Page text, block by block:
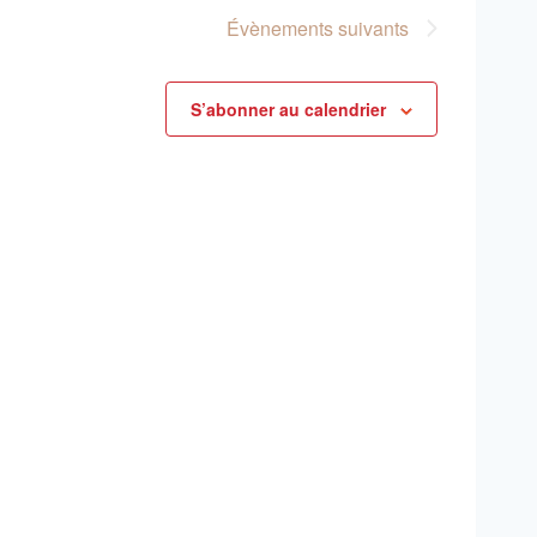
Évènementssuivants
S’abonner au calendrier